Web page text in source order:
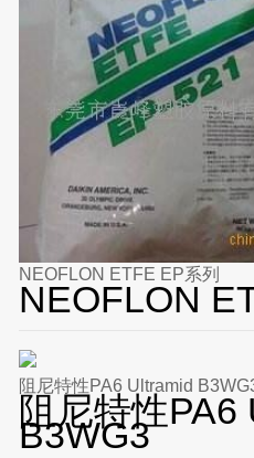
NEOFLON ETFE EP系列
NEOFLON
阻尼特性PA6 Ultramid
阻尼特性PA6
B3WG3